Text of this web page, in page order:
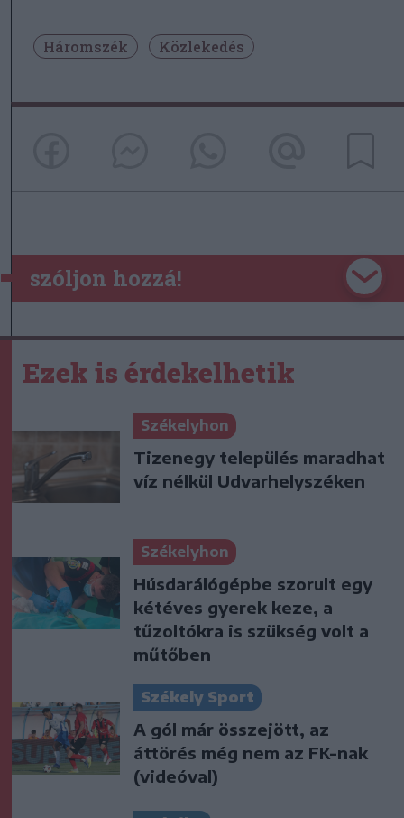
Háromszék Közlekedés
szóljon hozzá!
Ezek is érdekelhetik
Székelyhon
Tizenegy település maradhat
víz nélkül Udvarhelyszéken
Székelyhon
Húsdarálógépbe szorult egy
kétéves gyerek keze, a
tűzoltókra is szükség volt a
műtőben
Székely Sport
A gól már összejött, az
áttörés még nem az FK-nak
(videóval)